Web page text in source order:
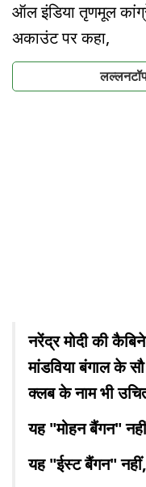
ऑल इंडिया तृणमूल
अकाउंट पर कहा,
नरेंद्र मोदी की
मांडविया बंगाल के
क्लब के नाम भी
यह "मोहन बैंगन"
यह "ईस्ट बैंगन"